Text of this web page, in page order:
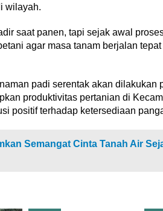
wilayah.
saat panen, tapi sejak awal
agar masa tanam berjalan
padi serentak akan
produktivitas pertanian di
positif terhadap ketersediaan
Semangat Cinta Tanah Air